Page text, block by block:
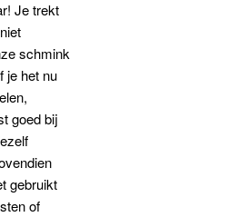
Je trekt
schmink
je het nu
goed bij
gebruikt
of